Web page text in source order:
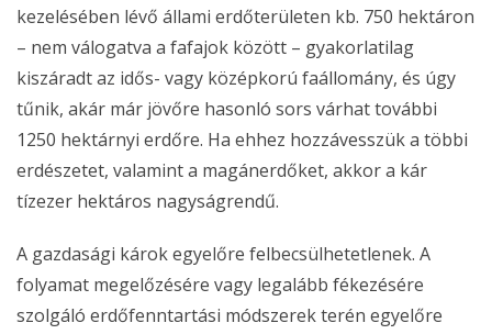
kezelésében lévő állami erdőterületen kb. 750 hektáron
– nem válogatva a fafajok között – gyakorlatilag
kiszáradt az idős- vagy középkorú faállomány, és úgy
tűnik, akár már jövőre hasonló sors várhat további
1250 hektárnyi erdőre. Ha ehhez hozzávesszük a többi
erdészetet, valamint a magánerdőket, akkor a kár
tízezer hektáros nagyságrendű.
A gazdasági károk egyelőre felbecsülhetetlenek. A
folyamat megelőzésére vagy legalább fékezésére
szolgáló erdőfenntartási módszerek terén egyelőre